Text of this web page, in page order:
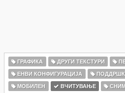
ГРАФИКА ДРУГИ ТЕКСТУРИ
ЕНВИ КОНФИГУРАЦИЈА
МОБИЛЕН
ВЧИТУВАЊЕ